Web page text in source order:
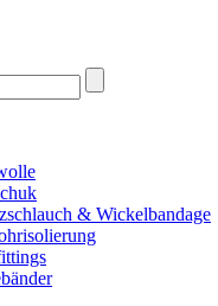
& Wickelbandage